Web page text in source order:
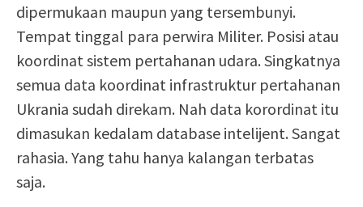
dipermukaan maupun yang tersembunyi.
Tempat tinggal para perwira Militer. Posisi atau
koordinat sistem pertahanan udara. Singkatnya
semua data koordinat infrastruktur pertahanan
Ukrania sudah direkam. Nah data korordinat itu
dimasukan kedalam database intelijent. Sangat
rahasia. Yang tahu hanya kalangan terbatas
saja.